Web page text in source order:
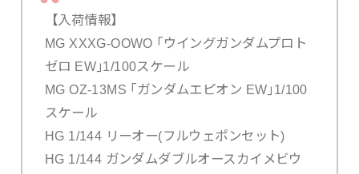
【入荷情報】
MG XXXG-OOWO ｢ウイングガンダムプロト
ゼロ EW｣1/100スケール
MG OZ-13MS ｢ガンダムエピオン EW｣1/100
スケール
HG 1/144 リーオー(フルウェポンセット)
HG 1/144 ガンダムダブルオースカイメビウ